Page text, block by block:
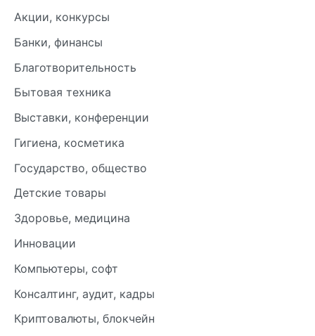
Акции, конкурсы
Банки, финансы
Благотворительность
Бытовая техника
Выставки, конференции
Гигиена, косметика
Государство, общество
Детские товары
Здоровье, медицина
Инновации
Компьютеры, софт
Консалтинг, аудит, кадры
Криптовалюты, блокчейн